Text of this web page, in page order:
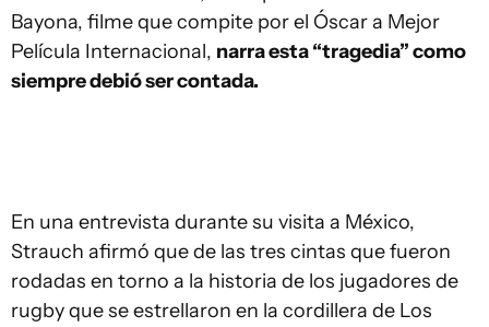
Bayona, filme que compite por el Óscar a Mejor
Película Internacional, narra esta “tragedia” como
siempre debió ser contada.
En una entrevista durante su visita a México,
Strauch afirmó que de las tres cintas que fueron
rodadas en torno a la historia de los jugadores de
rugby que se estrellaron en la cordillera de Los